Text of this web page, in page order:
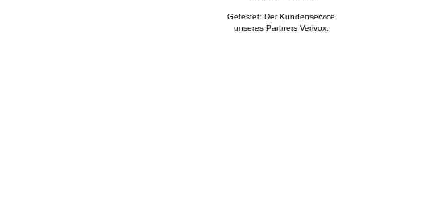
Getestet: Der Kundenservice
unseres Partners Verivox.